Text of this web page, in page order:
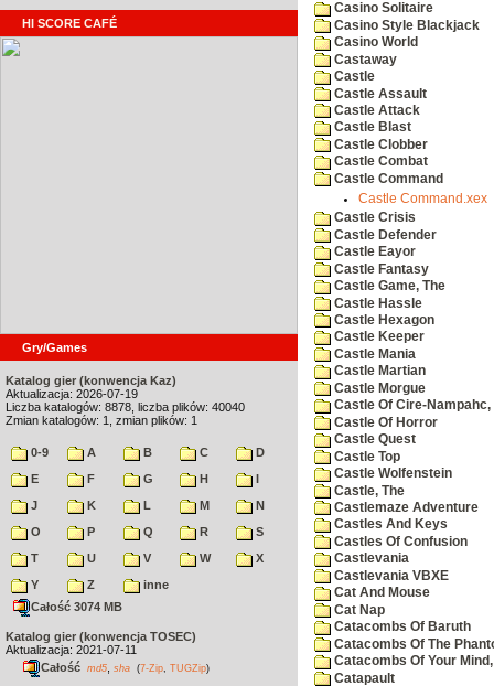
HI SCORE CAFÉ
Gry/Games
Katalog gier (konwencja Kaz)
Aktualizacja: 2026-07-19
Liczba katalogów: 8878, liczba plików: 40040
Zmian katalogów: 1, zmian plików: 1
0-9 A B C
D
E
F G H
I
J
K L M
N
O
P Q R
S
T
U V W
X
Y
Z
inne
Całość 3074 MB
Katalog gier (konwencja TOSEC)
Aktualizacja: 2021-07-11
Całość md5 sha (7-Zip TUGZip)
Casino Solitaire
Casino Style Blackjack
Casino World
Castaway
Castle
Castle Assault
Castle Attack
Castle Blast
Castle Clobber
Castle Combat
Castle Command
Castle Command.xex
Castle Crisis
Castle Defender
Castle Eayor
Castle Fantasy
Castle Game, The
Castle Hassle
Castle Hexagon
Castle Keeper
Castle Mania
Castle Martian
Castle Morgue
Castle Of Cire-Nampahc,
Castle Of Horror
Castle Quest
Castle Top
Castle Wolfenstein
Castle, The
Castlemaze Adventure
Castles And Keys
Castles Of Confusion
Castlevania
Castlevania VBXE
Cat And Mouse
Cat Nap
Catacombs Of Baruth
Catacombs Of The
Catacombs Of Your
Catapault